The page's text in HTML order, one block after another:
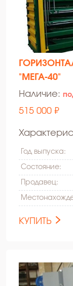
"МЕГА-40"
Наличие:
515 000 ₽
Год выпуска:
Состояние:
Продавец:
КУПИТЬ